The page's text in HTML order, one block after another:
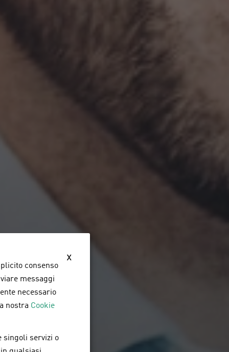
x
consenso,
messaggi
necessario
nostra Cookie
singoli servizi o